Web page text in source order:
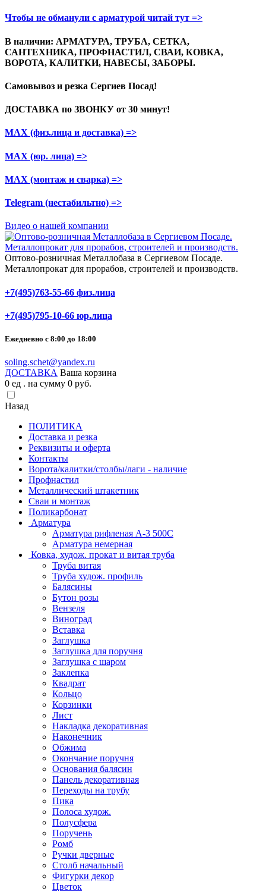
Чтобы не обманули с арматурой читай тут =>
В наличии: АРМАТУРА, ТРУБА, СЕТКА,
САНТЕХНИКА, ПРОФНАСТИЛ, СВАИ, КОВКА,
ВОРОТА, КАЛИТКИ, НАВЕСЫ, ЗАБОРЫ.
Самовывоз и резка Сергиев Посад!
ДОСТАВКА по ЗВОНКУ от 30 минут!
МАХ (физ.лица и доставка) =>
МАХ (юр. лица) =>
МАХ (монтаж и сварка) =>
Telegram (нестабильтно) =>
Видео о нашей компании
Оптово-розничная Металлобаза в Сергиевом Посаде.
Металлопрокат для прорабов, строителей и производств.
+7(495)763-55-66 физ.лица
+7(495)795-10-66 юр.лица
Ежедневно с 8:00 до 18:00
soling.schet@yandex.ru
ДОСТАВКА Ваша корзина
0 ед . на сумму 0 pуб.
Назад
ПОЛИТИКА
Доставка и резка
Реквизиты и оферта
Контакты
Ворота/калитки/столбы/лаги - наличие
Профнастил
Металлический штакетник
Сваи и монтаж
Поликарбонат
Арматура
Арматура рифленая А-3 500С
Арматура немерная
Ковка, худож. прокат и витая труба
Труба витая
Труба худож. профиль
Балясины
Бутон розы
Вензеля
Виноград
Вставка
Заглушка
Заглушка для поручня
Заглушка с шаром
Заклепка
Квадрат
Кольцо
Корзинки
Лист
Накладка декоративная
Наконечник
Обжима
Окончание поручня
Основания балясин
Панель декоративная
Переходы на трубу
Пика
Полоса худож.
Полусфера
Поручень
Ромб
Ручки дверные
Столб начальный
Фигурки декор
Цветок